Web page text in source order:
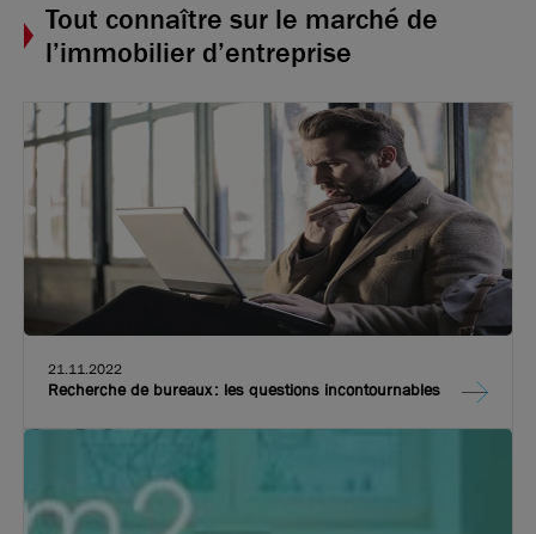
Photos (3 )
A louer - Bureaux dans la Techlid - Dardilly
730
€ /mois HT HC
Tout connaître sur le marché de
l’immobilier d’entreprise
21.11.2022
Recherche de bureaux : les questions incontournables